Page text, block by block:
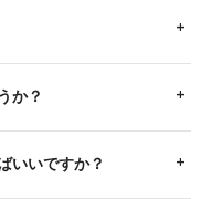
か？
いいですか？